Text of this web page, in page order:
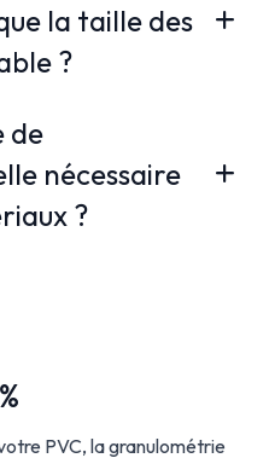
la taille des
?
de
nécessaire
?
PVC, la granulométrie